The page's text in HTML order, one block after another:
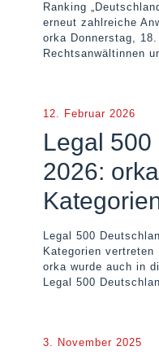
Ranking
erneut zahlreiche
orka Donnerstag,
Rechtsanwältinnen
12. Februar 2026
Legal 500
2026:
Legal 500
Kategorien
orka wurde auch in
Legal 500
3. November 2025